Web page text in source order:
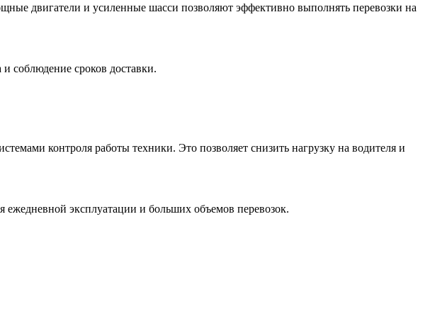
двигатели и усиленные шасси позволяют эффективно выполнять перевозки на
соблюдение сроков доставки.
контроля работы техники. Это позволяет снизить нагрузку на водителя и
ежедневной эксплуатации и больших объемов перевозок.